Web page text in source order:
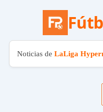
Noticias de LaLiga